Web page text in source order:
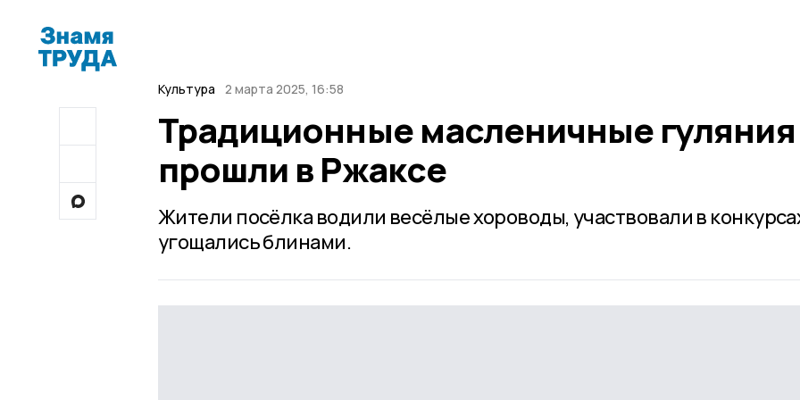
Культура 2 марта 2025, 16:58
Традиционные масленичные гуляния
прошли в Ржаксе
Жители посёлка водили весёлые хороводы, участвовали в
угощались блинами.